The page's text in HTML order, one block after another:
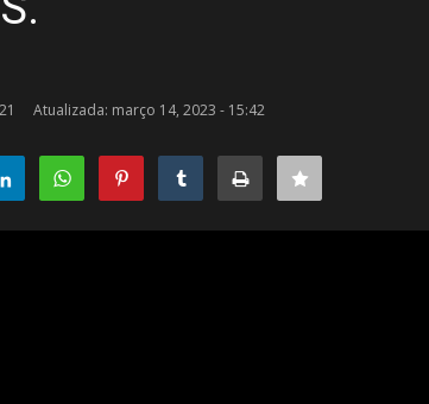
Atualizada: março 14, 2023 - 15:42